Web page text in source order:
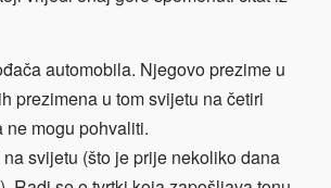
automobila. Njegovo prezime u
prezimena u tom svijetu na četiri
ne mogu pohvaliti.
svijetu (što je prije nekoliko dana